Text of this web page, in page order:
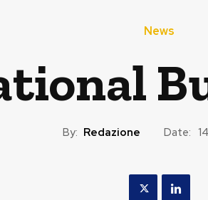
News
By: Redazione Date: